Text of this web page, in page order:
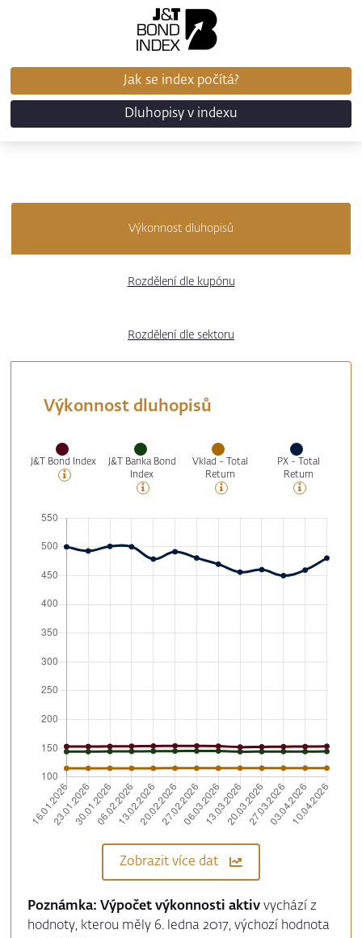
Jak se index počítá?
Dluhopisy v indexu
Výkonnost dluhopisů
Rozdělení dle kupónu
Rozdělení dle sektoru
Výkonnost dluhopisů
J&T Bond Index
J&T Banka Bond
Index
Vklad - Total
Return
PX - Total
Return
Zobrazit více dat
Poznámka: Výpočet výkonnosti aktiv vychází z
hodnoty, kterou měly 6. ledna 2017, výchozí hodnota